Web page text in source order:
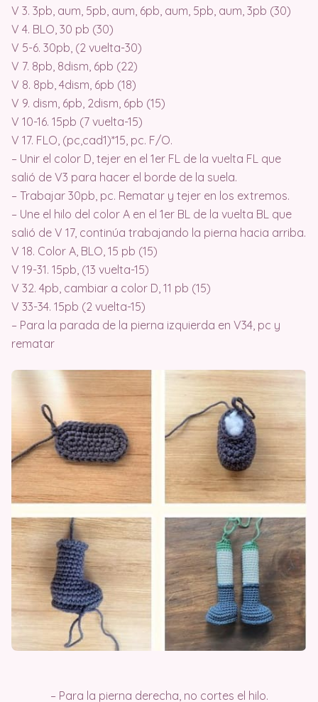
V 3. 3pb, aum, 5pb, aum, 6pb, aum, 5pb, aum, 3pb (30)
V 4. BLO, 30 pb (30)
V 5-6. 30pb, (2 vuelta-30)
V 7. 8pb, 8dism, 6pb (22)
V 8. 8pb, 4dism, 6pb (18)
V 9. dism, 6pb, 2dism, 6pb (15)
V 10-16. 15pb (7 vuelta-15)
V 17. FLO, (pc,cad1)*15, pc. F/O.
– Unir el color D, tejer en el 1er FL de la vuelta FL que
salió de V3 para hacer el borde de la suela.
– Trabajar 30pb, pc. Rematar y tejer en los extremos.
– Une el hilo del color A en el 1er BL de la vuelta BL que
salió de V 17, continúa trabajando la pierna hacia arriba.
V 18. Color A, BLO, 15 pb (15)
V 19-31. 15pb, (13 vuelta-15)
V 32. 4pb, cambiar a color D, 11 pb (15)
V 33-34. 15pb (2 vuelta-15)
– Para la parada de la pierna izquierda en V34, pc y
rematar
– Para la pierna derecha, no cortes el hilo.